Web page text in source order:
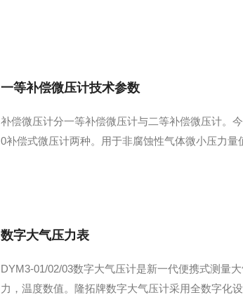
一等补偿微压计技术参数
补偿微压计分一等补偿微压计与二等补偿微压计。
0补偿式微压计两种。用于非腐蚀性气体微小压力
数字大气压力表
DYM3-01/02/03数字大气压计是新一代便携式测量
力，温度数值。隆拓牌数字大气压计采用全数字化